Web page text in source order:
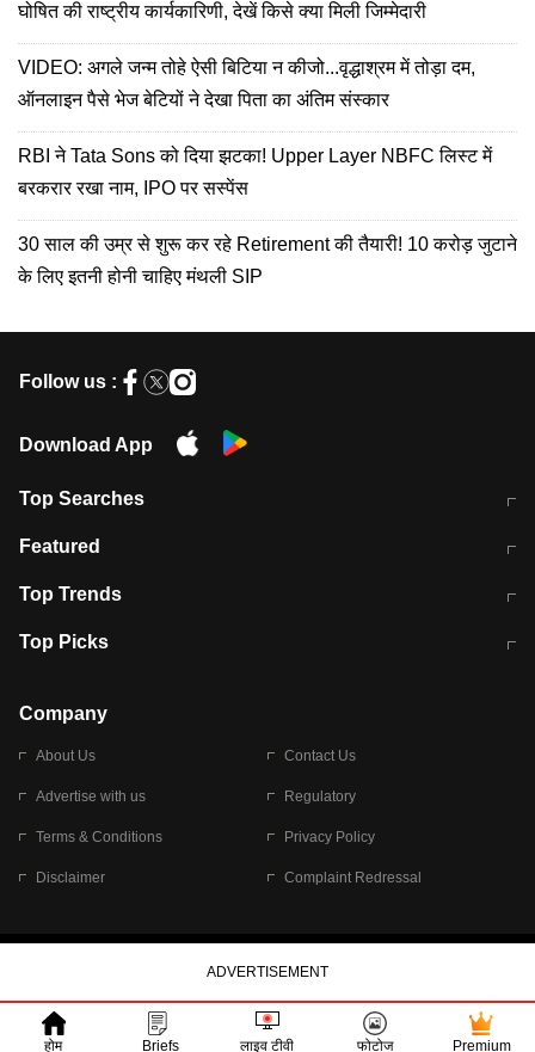
घोषित की राष्ट्रीय कार्यकारिणी, देखें किसे क्या मिली जिम्मेदारी
VIDEO: अगले जन्म तोहे ऐसी बिटिया न कीजो...वृद्धाश्रम में तोड़ा दम,
ऑनलाइन पैसे भेज बेटियों ने देखा पिता का अंतिम संस्कार
RBI ने Tata Sons को दिया झटका! Upper Layer NBFC लिस्ट में
बरकरार रखा नाम, IPO पर सस्पेंस
30 साल की उम्र से शुरू कर रहे Retirement की तैयारी! 10 करोड़ जुटाने
के लिए इतनी होनी चाहिए मंथली SIP
Follow us :
Download App
Top Searches
मुंबई में लगे 'जेन जी' के पोस्टर, लिखा- 'मैं
Featured
10 अगस्त को विधानसभा का घेराव करेंगे
Top Trends
RBI का नया नियम: अब बैंकों को अपनी सभी
Top Picks
बारिश की चेतावनी
Company
About Us Contact Us
Advertise with us Regulatory
Terms & Conditions Privacy Policy
Disclaimer Complaint Redressal
होम Briefs लाइव टीवी फोटोज Premium